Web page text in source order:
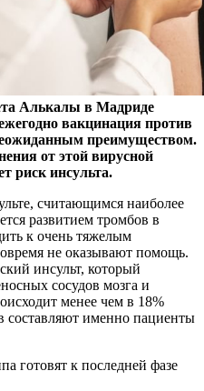
Алькалы в Мадриде
вакцинация против
преимуществом.
от этой вирусной
риск инсульта.
считающимся наиболее
развитием тромбов в
к очень тяжелым
не оказывают помощь.
инсульт, который
сосудов мозга и
менее чем в 18%
составляют именно пациенты
готовят к последней фазе